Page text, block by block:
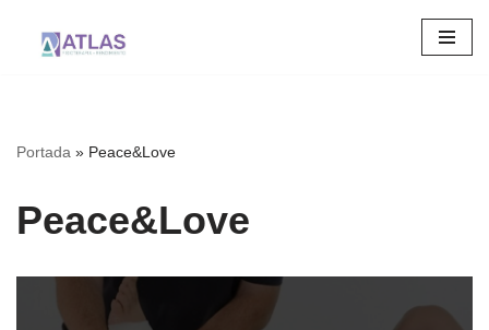
Saltar
Portada » Peace&Love
Peace&Love